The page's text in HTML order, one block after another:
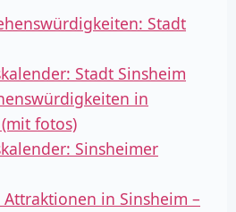
Stadt
Stadt Sinsheim
in
fotos)
Sinsheimer
Attraktionen in Sinsheim –